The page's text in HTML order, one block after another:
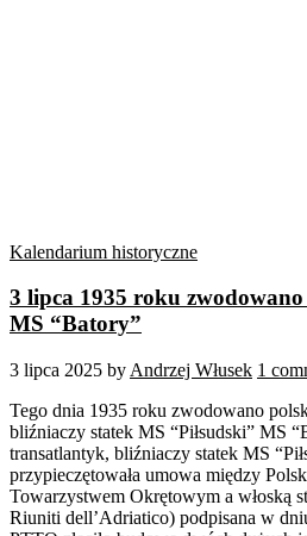
Kalendarium historyczne
3 lipca 1935 roku
MS “Batory”
3 lipca 2025 by Andrzej Włusek 1
Tego dnia 1935 roku zwodowano
bliźniaczy statek MS “Piłsudski” MS
transatlantyk, bliźniaczy statek MS
przypieczętowała umowa między
Towarzystwem Okrętowym a włoską
Riuniti dell’Adriatico) podpisana w